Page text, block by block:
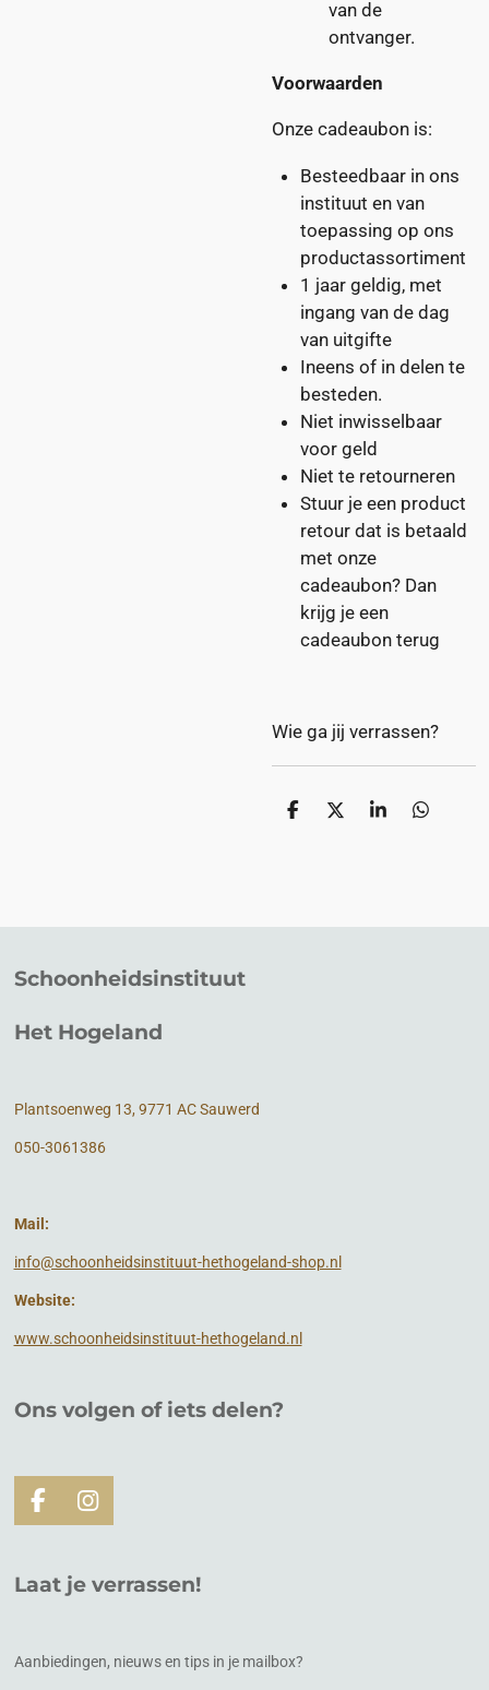
van de
ontvanger.
Voorwaarden
Onze cadeaubon is:
Besteedbaar in ons
instituut en van
toepassing op ons
productassortiment
1 jaar geldig, met
ingang van de dag
van uitgifte
Ineens of in delen te
besteden.
Niet inwisselbaar
voor geld
Niet te retourneren
Stuur je een product
retour dat is betaald
met onze
cadeaubon? Dan
krijg je een
cadeaubon terug
Wie ga jij verrassen?
D
D
S
D
Schoonheidsinstituut
Het Hogeland
Plantsoenweg 13, 9771 AC Sauwerd
050-3061386
Mail:
info@schoonheidsinstituut-hethogeland-shop.nl
Website:
www.schoonheidsinstituut-hethogeland.nl
Ons volgen of iets delen?
F
a
e
b
k
I
n
t
a
a
Laat je verrassen!
Aanbiedingen, nieuws en tips in je mailbox?